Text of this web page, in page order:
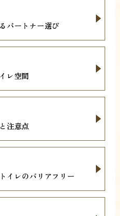
パートナー選び
レ空間
注意点
イレのバリアフリー